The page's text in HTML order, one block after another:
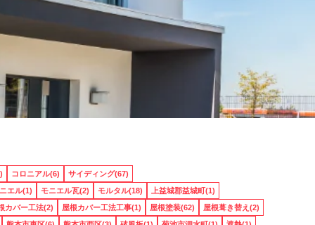
コロニアル(6)
サイディング(67)
エル(1)
モニエル瓦(2) モルタル(18)
上益城郡益城町(1)
カバー工法(2)
屋根カバー工法工事(1) 屋根塗装(62)
屋根葺き替え(2)